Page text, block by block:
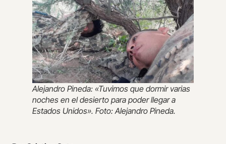
Alejandro Pineda: «Tuvimos que dormir varias
noches en el desierto para poder llegar a
Estados Unidos». Foto: Alejandro Pineda.